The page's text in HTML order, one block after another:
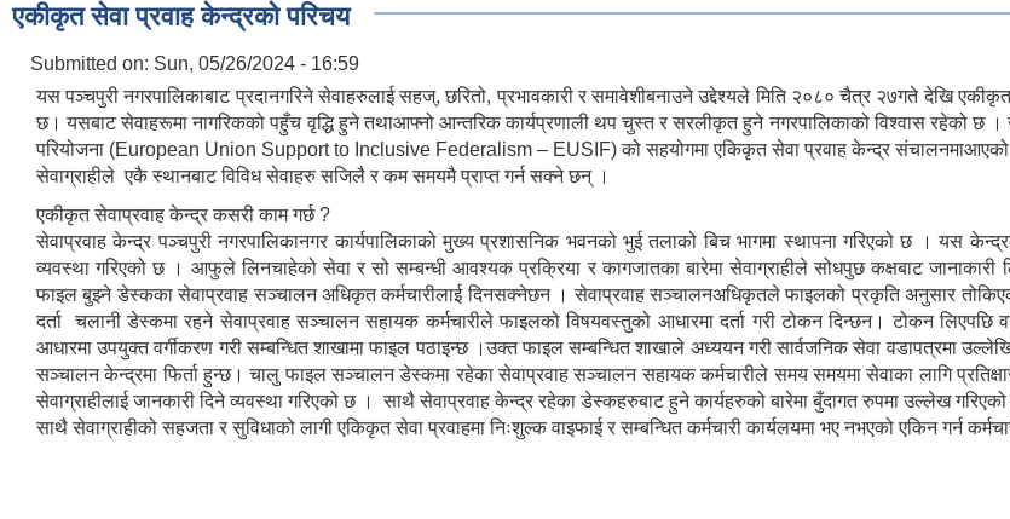
एकीकृत सेवा प्रवाह केन्द्रको परिचय
Submitted on: Sun, 05/26/2024 - 16:59
यस पञ्चपुरी नगरपालिकाबाट प्रदानगरिने सेवाहरुलाई सहज्, छरितो, प्रभावकारी र समावेशीबनाउने उद्देश्यले मिति २०८० चैत्र २७गते देखि
छ। यसबाट सेवाहरूमा नागरिकको पहुँच वृद्धि हुने तथाआफ्नो आन्तरिक कार्यप्रणाली थप चुस्त र सरलीकृत हुने नगरपालिकाको विश्वास रहेको छ ।
परियोजना (European Union Support to Inclusive Federalism – EUSIF) को सहयोगमा एकिकृत सेवा प्रवाह केन्द्र संचालनमाआएको
सेवाग्राहीले एकै स्थानबाट विविध सेवाहरु सजिलै र कम समयमै प्राप्त गर्न सक्ने छन् ।
एकीकृत सेवाप्रवाह केन्द्र कसरी काम गर्छ ?
सेवाप्रवाह केन्द्र पञ्चपुरी नगरपालिकानगर कार्यपालिकाको मुख्य प्रशासनिक भवनको भुई तलाको बिच भागमा स्थापना गरिएको छ । यस
व्यवस्था गरिएको छ । आफुले लिनचाहेको सेवा र सो सम्बन्धी आवश्यक प्रक्रिया र कागजातका बारेमा सेवाग्राहीले सोधपुछ कक्षबाट
फाइल बुझ्ने डेस्कका सेवाप्रवाह सञ्चालन अधिकृत कर्मचारीलाई दिनसक्नेछन । सेवाप्रवाह सञ्चालनअधिकृतले फाइलको प्रकृति अनुसार
दर्ता चलानी डेस्कमा रहने सेवाप्रवाह सञ्चालन सहायक कर्मचारीले फाइलको विषयवस्तुको आधारमा दर्ता गरी टोकन दिन्छन। टोकन
आधारमा उपयुक्त वर्गीकरण गरी सम्बन्धित शाखामा फाइल पठाइन्छ ।उक्त फाइल सम्बन्धित शाखाले अध्ययन गरी सार्वजनिक सेवा वडापत्रमा
सञ्चालन केन्द्रमा फिर्ता हुन्छ। चालु फाइल सञ्चालन डेस्कमा रहेका सेवाप्रवाह सञ्चालन सहायक कर्मचारीले समय समयमा सेवाका लागि
सेवाग्राहीलाई जानकारी दिने व्यवस्था गरिएको छ । साथै सेवाप्रवाह केन्द्र रहेका डेस्कहरुबाट हुने कार्यहरुको बारेमा बुँदागत रुपमा उल्लेख
साथै सेवाग्राहीको सहजता र सुविधाको लागी एकिकृत सेवा प्रवाहमा निःशुल्क वाइफाई र सम्बन्धित कर्मचारी कार्यलयमा भए नभएको एकिन गर्न